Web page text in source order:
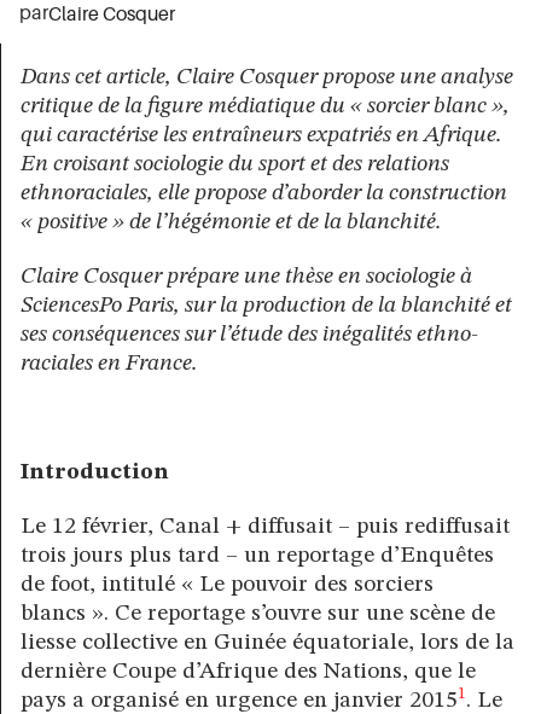
parClaire Cosquer
Dans cet article, Claire Cosquer propose une analyse
critique de la figure médiatique du « sorcier blanc »,
qui caractérise les entraîneurs expatriés en Afrique.
En croisant sociologie du sport et des relations
ethnoraciales, elle propose d’aborder la construction
« positive » de l’hégémonie et de la blanchité.
Claire Cosquer prépare une thèse en sociologie à
SciencesPo Paris, sur la production de la blanchité et
ses conséquences sur l’étude des inégalités ethno-
raciales en France.
Introduction
Le 12 février, Canal + diffusait – puis rediffusait
trois jours plus tard – un reportage d’Enquêtes
de foot, intitulé « Le pouvoir des sorciers
blancs ». Ce reportage s’ouvre sur une scène de
liesse collective en Guinée équatoriale, lors de la
dernière Coupe d’Afrique des Nations, que le
pays a organisé en urgence en janvier 20151. Le